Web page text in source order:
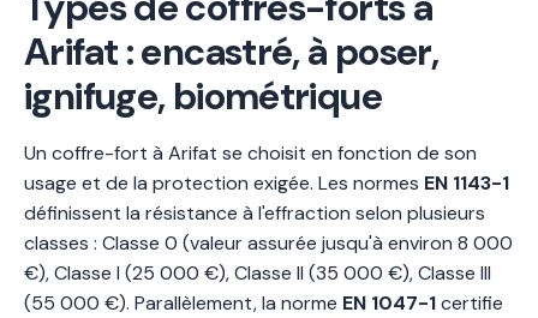
Arifat : encastré, à poser,
ignifuge, biométrique
Un coffre-fort à Arifat se choisit en fonction de son
usage et de la protection exigée. Les normes EN 1143-1
définissent la résistance à l'effraction selon plusieurs
classes : Classe 0 (valeur assurée jusqu'à environ 8 000
€), Classe I (25 000 €), Classe II (35 000 €), Classe III
(55 000 €). Parallèlement, la norme EN 1047-1certifie